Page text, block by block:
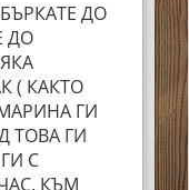
ДО
ДО
( КАКТО
ГИ
ТОВА ГИ
С
КЪМ